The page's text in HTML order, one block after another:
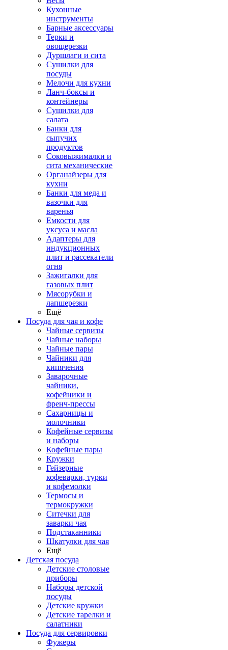
Кухонные
инструменты
Барные аксессуары
Терки и
овощерезки
Дуршлаги и сита
Сушилки для
посуды
Мелочи для кухни
Ланч-боксы и
контейнеры
Сушилки для
салата
Банки для
сыпучих
продуктов
Соковыжималки и
сита механические
Органайзеры для
кухни
Банки для меда и
вазочки для
варенья
Емкости для
уксуса и масла
Адаптеры для
индукционных
плит и рассекатели
огня
Зажигалки для
газовых плит
Мясорубки и
лапшерезки
Ещё
Посуда для чая и кофе
Чайные сервизы
Чайные наборы
Чайные пары
Чайники для
кипячения
Заварочные
чайники,
кофейники и
френч-прессы
Сахарницы и
молочники
Кофейные сервизы
и наборы
Кофейные пары
Кружки
Гейзерные
кофеварки, турки
и кофемолки
Термосы и
термокружки
Ситечки для
заварки чая
Подстаканники
Шкатулки для чая
Ещё
Детская посуда
Детские столовые
приборы
Наборы детской
посуды
Детские кружки
Детские тарелки и
салатники
Посуда для сервировки
Фужеры